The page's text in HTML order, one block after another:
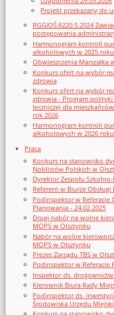
Projekt przekazany do
RGGIOŚ.6220.5.2024
postępowania
Harmonogram kontroli
alkoholowych w 2025
Obwieszczenia
Konkurs ofert na wybór
zdrowia
Konkurs ofert na wybór
zdrowia - Program
leczniczej dla
rok 2026
Harmonogram kontroli
alkoholowych w 2026
Praca
Konkurs na stanowisko
Noblistów Polskich w
Dyrektor Zespołu
Referent w Biurze
Podinspektor w Referacie
Planowania - 24.02.2025
Drugi nabór na wolne
MOPS w Olsztynku
Nabór na wolne
MOPS w Olsztynku
Prezes Zarządu TBS w
Podinspektor w Referacie
Inspektor ds.
Kierownik Biura Rady
Podinspektor ds.
Środowiska Urzędu